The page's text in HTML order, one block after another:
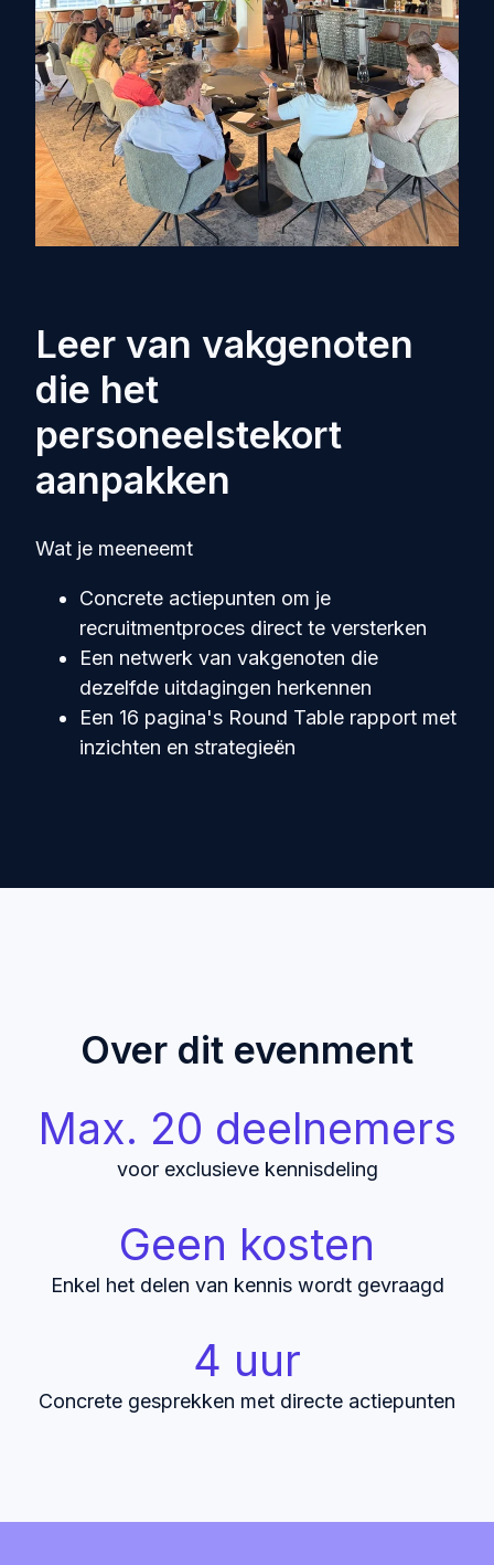
Leer van vakgenoten
die het
personeelstekort
aanpakken
Wat je meeneemt
Concrete actiepunten om je
recruitmentproces direct te versterken
Een netwerk van vakgenoten die
dezelfde uitdagingen herkennen
Een 16 pagina's Round Table rapport met
inzichten en strategieën
Over dit evenment
Max. 20 deelnemers
voor exclusieve kennisdeling
Geen kosten
Enkel het delen van kennis wordt gevraagd
4 uur
Concrete gesprekken met directe actiepunten